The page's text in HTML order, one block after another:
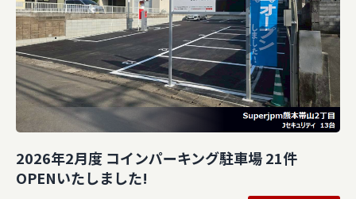
2026年2月度 コインパーキング駐車場 21件
OPENいたしました!